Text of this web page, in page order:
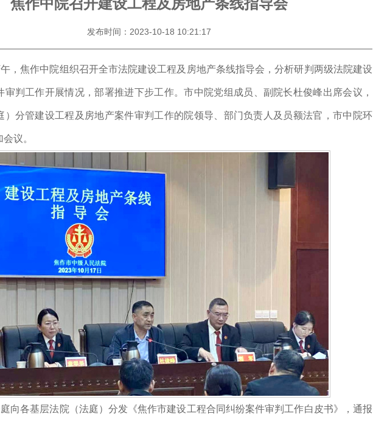
焦作中院召开建设工程及房地产条线指导会
发布时间：2023-10-18 10:21:17
午，焦作中院组织召开全市法院建设工程及房地产条线指导会，分析研判两级法院建设
审判工作开展情况，部署推进下步工作。市中院党组成员、副院长杜俊峰出席会议，
）分管建设工程及房地产案件审判工作的院领导、部门负责人及员额法官，市中院环
议。
向各基层法院（法庭）分发《焦作市建设工程合同纠纷案件审判工作白皮书》， 通报